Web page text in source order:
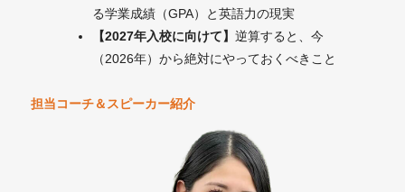
る学業成績（GPA）と英語力の現実
【2027年入校に向けて】 逆算すると、今
（2026年）から絶対にやっておくべきこと
担当コーチ＆スピーカー紹介